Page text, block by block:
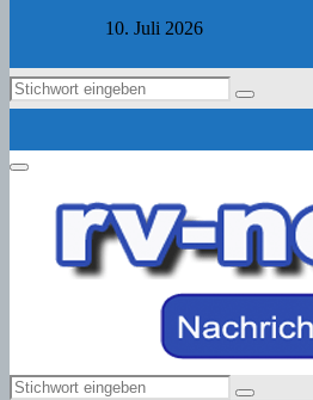
10. Juli 2026
Search
Search
Primary
Search